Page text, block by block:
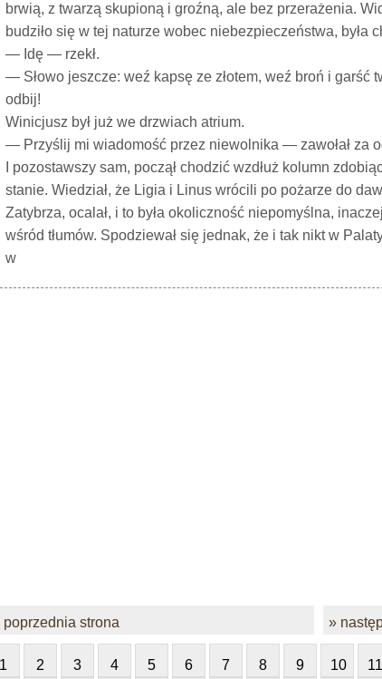
brwią, z twarzą skupioną i groźną, ale bez przerażenia.
budziło się w tej naturze wobec niebezpieczeństwa, była
— Idę — rzekł.
— Słowo jeszcze: weź kapsę ze złotem, weź broń i garść
odbij!
Winicjusz był już we drzwiach atrium.
— Przyślij mi wiadomość przez niewolnika — zawołał za
I pozostawszy sam, począł chodzić wzdłuż kolumn
stanie. Wiedział, że Ligia i Linus wrócili po pożarze do
Zatybrza, ocalał, i to była okoliczność niepomyślna,
wśród tłumów. Spodziewał się jednak, że i tak nikt w
w
poprzednia strona »
1 2 3 4 5 6 7 8 9 10 11